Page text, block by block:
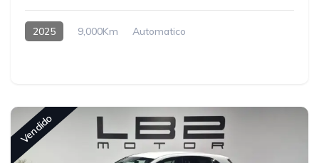
2025 9,000Km
Automatico
Vendido